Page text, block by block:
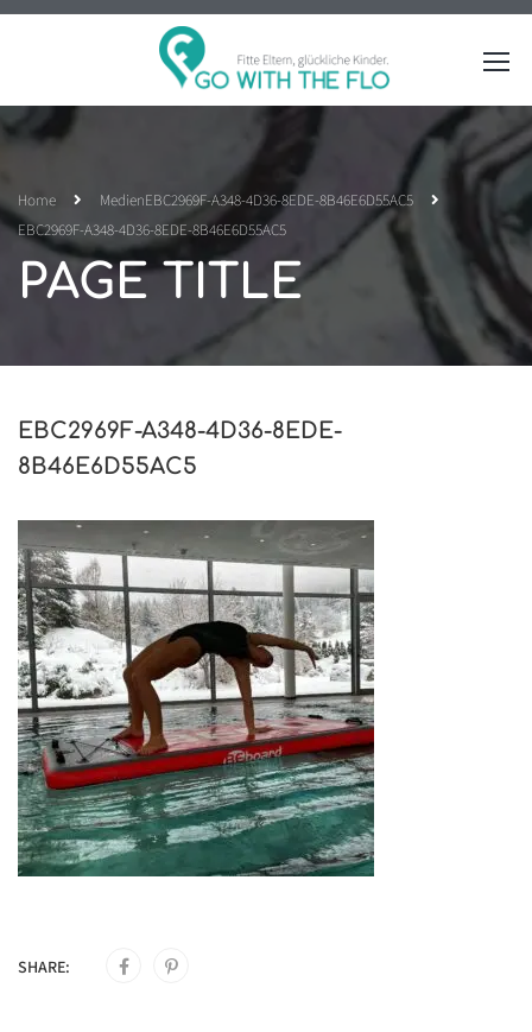
Home MedienEBC2969F-A348-4D36-8EDE-8B46E6D55AC5
EBC2969F-A348-4D36-8EDE-8B46E6D55AC5
PAGE TITLE
EBC2969F-A348-4D36-8EDE-
8B46E6D55AC5
SHARE: